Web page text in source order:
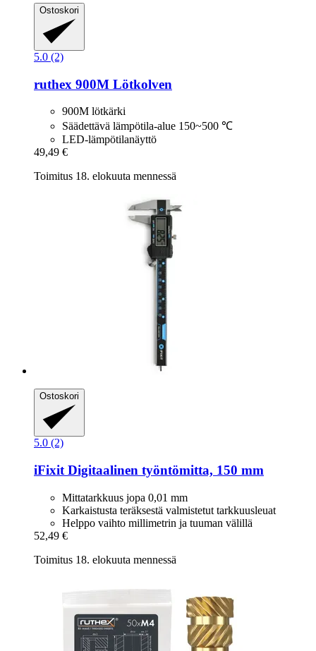
Ostoskori
5.0 (2)
ruthex 900M Lötkolven
900M lötkärki
Säädettävä lämpötila-alue 150~500 ℃
LED-lämpötilanäyttö
49,49 €
Toimitus 18. elokuuta mennessä
Ostoskori
5.0 (2)
iFixit Digitaalinen työntömitta, 150 mm
Mittatarkkuus jopa 0,01 mm
Karkaistusta teräksestä valmistetut tarkkuusleuat
Helppo vaihto millimetrin ja tuuman välillä
52,49 €
Toimitus 18. elokuuta mennessä